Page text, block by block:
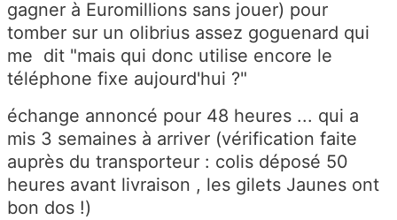
gagner à Euromillions sans jouer) pour
tomber sur un olibrius assez goguenard qui
me dit "mais qui donc utilise encore le
téléphone fixe aujourd'hui ?"
échange annoncé pour 48 heures ... qui a
mis 3 semaines à arriver (vérification faite
auprès du transporteur : colis déposé 50
heures avant livraison , les gilets Jaunes ont
bon dos !)